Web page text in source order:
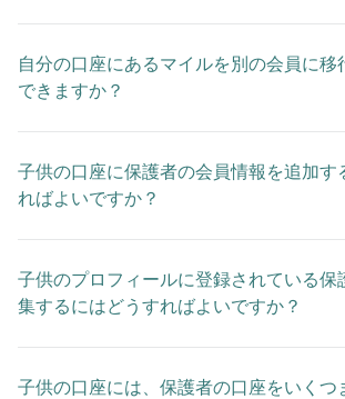
自分の口座にあるマイルを別の会員に移
できますか？
子供の口座に保護者の会員情報を追加す
ればよいですか？
子供のプロフィールに登録されている保
集するにはどうすればよいですか？
子供の口座には、保護者の口座をいくつ